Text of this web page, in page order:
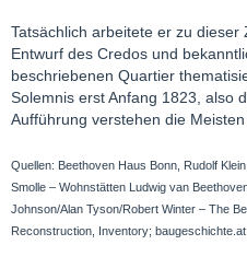
Tatsächlich arbeitete er zu
Entwurf des Credos und
beschriebenen Quartier
Solemnis erst Anfang 1823, also
Aufführung verstehen die
Quellen: Beethoven Haus Bonn, Rudolf
Smolle – Wohnstätten Ludwig van
Johnson/Alan Tyson/Robert Winter – The
Reconstruction, Inventory; baugeschichte.at